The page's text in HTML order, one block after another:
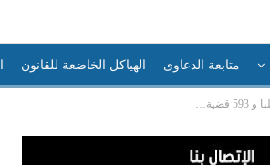
متابعة الدعاوى الهياكل الخاضعة للقانون